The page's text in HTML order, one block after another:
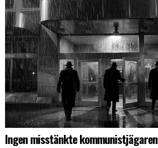
Ingen misstänkte kommunistjägaren